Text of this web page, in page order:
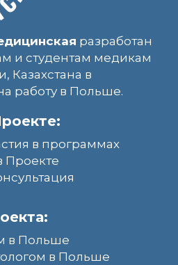
разработан
и студентам медикам
Казахстана в
работу в Польше.
в программах
Проекте
в Польше
в Польше